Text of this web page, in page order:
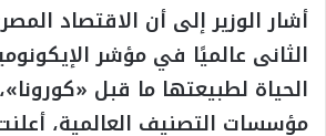
أشار الوزير إلى أن الاقتصاد
الثانى عالميًا في مؤشر
الحياة لطبيعتها ما قبل
مؤسسات التصنيف العالمية،